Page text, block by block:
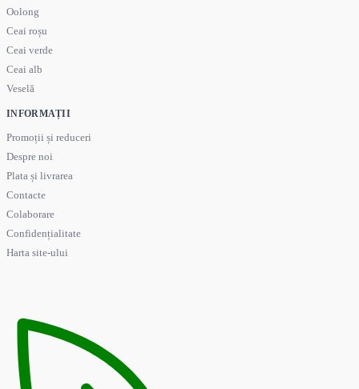
Oolong
Ceai roșu
Ceai verde
Ceai alb
Veselă
INFORMAȚII
Promoții și reduceri
Despre noi
Plata și livrarea
Contacte
Colaborare
Confidențialitate
Harta site-ului